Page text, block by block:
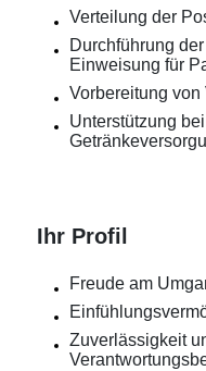
Verteilung der
Durchführung
Einweisung für
Vorbereitung von
Unterstützung
Ihr Profil
Freude am
Zuverlässigkeit